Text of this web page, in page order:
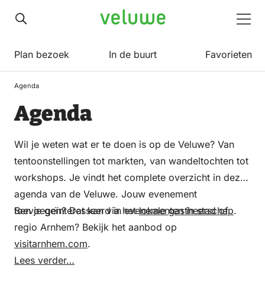
Veluwe
Plan bezoek In de buurt Favorieten
Agenda
Agenda
Wil je weten wat er te doen is op de Veluwe? Van
tentoonstellingen tot markten, van wandeltochten tot
workshops. Je vindt het complete overzicht in deze
agenda van de Veluwe. Jouw evenement
toevoegen? Dat kan via hetlokale gastheerschap.
Ben je geïnteresseerd in evenementen in stad of
regio Arnhem? Bekijk het aanbod op
visitarnhem.com.
Lees verder…